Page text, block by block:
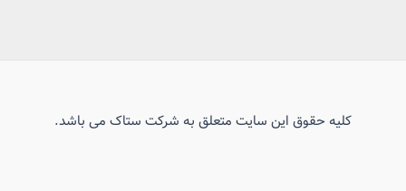
کلیه حقوق این سایت متعلق به شرکت ستاک می باشد.